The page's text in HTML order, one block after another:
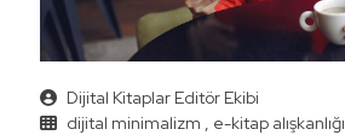
Dijital Kitaplar Editör Ekibi
dijital minimalizm
e-kitap alışkanlığı